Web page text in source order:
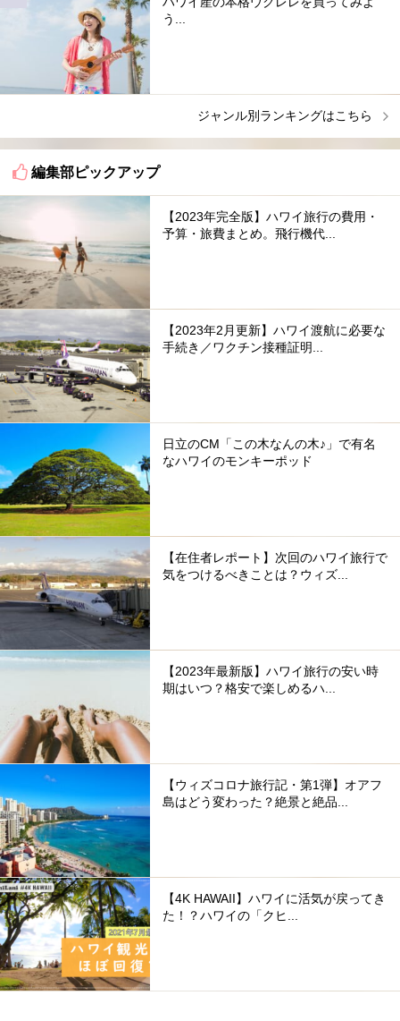
う...
ジャンル別ランキングはこちら
編集部ピックアップ
【2023年完全版】ハワイ旅行の費用・
予算・旅費まとめ。飛行機代...
【2023年2月更新】ハワイ渡航に必要な
手続き／ワクチン接種証明...
日立のCM「この木なんの木♪」で有名
なハワイのモンキーポッド
【在住者レポート】次回のハワイ旅行で
気をつけるべきことは？ウィズ...
【2023年最新版】ハワイ旅行の安い時
期はいつ？格安で楽しめるハ...
【ウィズコロナ旅行記・第1弾】オアフ
島はどう変わった？絶景と絶品...
【4K HAWAII】ハワイに活気が戻ってき
た！？ハワイの「クヒ...